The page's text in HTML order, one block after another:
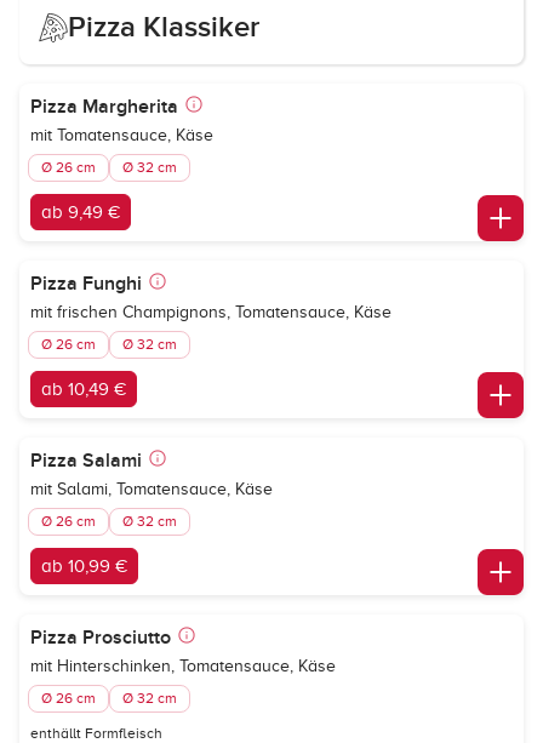
Pizza Klassiker
Pizza Margherita
mit Tomatensauce, Käse
Ø 26 cm Ø 32 cm
ab 9,49 €
Pizza Funghi
mit frischen Champignons, Tomatensauce, Käse
Ø 26 cm Ø 32 cm
ab 10,49 €
Pizza Salami
mit Salami, Tomatensauce, Käse
Ø 26 cm Ø 32 cm
ab 10,99 €
Pizza Prosciutto
mit Hinterschinken, Tomatensauce, Käse
Ø 26 cm Ø 32 cm
enthällt Formfleisch